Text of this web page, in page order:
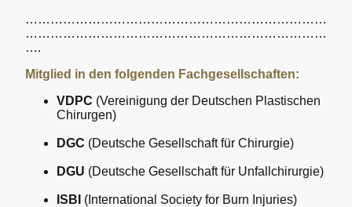
………………………………………………………………
………………………………………………………………
….
Mitglied in den folgenden Fachgesellschaften:
VDPC (Vereinigung der Deutschen Plastischen
Chirurgen)
DGC (Deutsche Gesellschaft für Chirurgie)
DGU (Deutsche Gesellschaft für Unfallchirurgie)
ISBI (International Society for Burn Injuries)